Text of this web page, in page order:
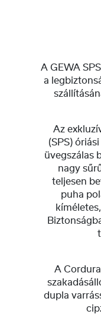
A GEWA
a
Az
(SPS)
üvegszálas
nagy
teljesen
puha
A
dupla